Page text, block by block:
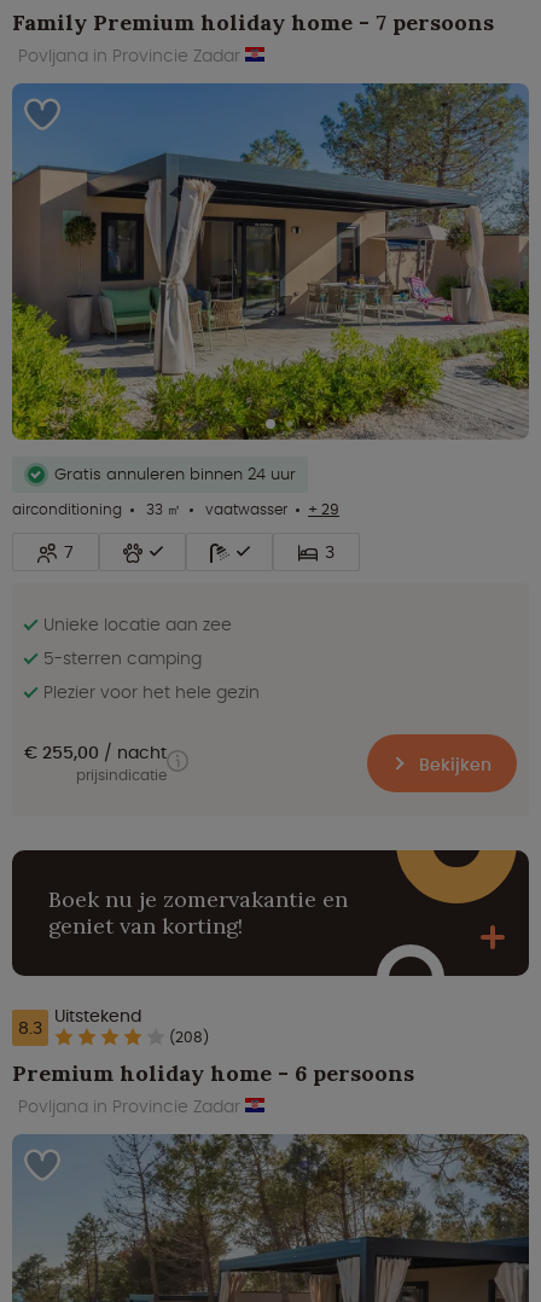
Family Premium holiday home - 7 persoons
Povljana in Provincie Zadar
Gratis annuleren binnen 24 uur
airconditioning
33 ㎡ vaatwasser + 29
7 3
Unieke locatie aan zee
5-sterren camping
Plezier voor het hele gezin
€ 255,00 nacht
prijsindicatie Bekijken
Boek nu je zomervakantie en
geniet van korting!
8.3 Uitstekend
(208)
Premium holiday home - 6 persoons
Povljana in Provincie Zadar